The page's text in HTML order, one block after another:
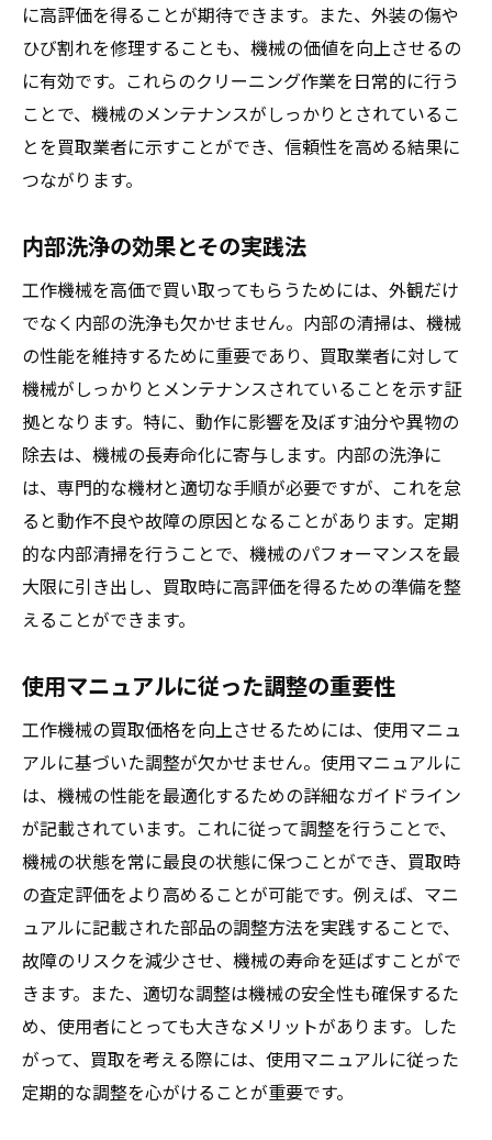
に高評価を得ることが期待できます。また、外装の傷や
ひび割れを修理することも、機械の価値を向上させるの
に有効です。これらのクリーニング作業を日常的に行う
ことで、機械のメンテナンスがしっかりとされているこ
とを買取業者に示すことができ、信頼性を高める結果に
つながります。
内部洗浄の効果とその実践法
工作機械を高価で買い取ってもらうためには、外観だけ
でなく内部の洗浄も欠かせません。内部の清掃は、機械
の性能を維持するために重要であり、買取業者に対して
機械がしっかりとメンテナンスされていることを示す証
拠となります。特に、動作に影響を及ぼす油分や異物の
除去は、機械の長寿命化に寄与します。内部の洗浄に
は、専門的な機材と適切な手順が必要ですが、これを怠
ると動作不良や故障の原因となることがあります。定期
的な内部清掃を行うことで、機械のパフォーマンスを最
大限に引き出し、買取時に高評価を得るための準備を整
えることができます。
使用マニュアルに従った調整の重要性
工作機械の買取価格を向上させるためには、使用マニュ
アルに基づいた調整が欠かせません。使用マニュアルに
は、機械の性能を最適化するための詳細なガイドライン
が記載されています。これに従って調整を行うことで、
機械の状態を常に最良の状態に保つことができ、買取時
の査定評価をより高めることが可能です。例えば、マニ
ュアルに記載された部品の調整方法を実践することで、
故障のリスクを減少させ、機械の寿命を延ばすことがで
きます。また、適切な調整は機械の安全性も確保するた
め、使用者にとっても大きなメリットがあります。した
がって、買取を考える際には、使用マニュアルに従った
定期的な調整を心がけることが重要です。